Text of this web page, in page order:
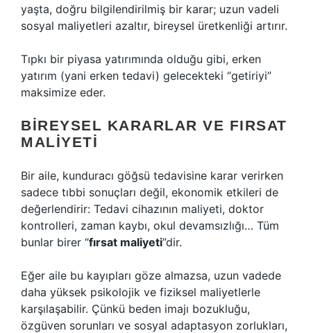
yaşta, doğru bilgilendirilmiş bir karar; uzun vadeli
sosyal maliyetleri azaltır, bireysel üretkenliği artırır.
Tıpkı bir piyasa yatırımında olduğu gibi, erken
yatırım (yani erken tedavi) gelecekteki “getiriyi”
maksimize eder.
BIREYSEL KARARLAR VE FIRSAT
MALIYETI
Bir aile, kunduracı göğsü tedavisine karar verirken
sadece tıbbi sonuçları değil, ekonomik etkileri de
değerlendirir: Tedavi cihazının maliyeti, doktor
kontrolleri, zaman kaybı, okul devamsızlığı… Tüm
bunlar birer “fırsat maliyeti”dir.
Eğer aile bu kayıpları göze almazsa, uzun vadede
daha yüksek psikolojik ve fiziksel maliyetlerle
karşılaşabilir. Çünkü beden imajı bozukluğu,
özgüven sorunları ve sosyal adaptasyon zorlukları,